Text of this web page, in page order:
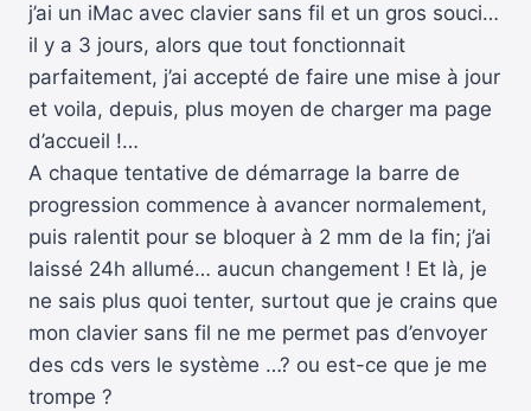
j’ai un iMac avec clavier sans fil et un gros souci…
il y a 3 jours, alors que tout fonctionnait
parfaitement, j’ai accepté de faire une mise à jour
et voila, depuis, plus moyen de charger ma page
d’accueil !…
A chaque tentative de démarrage la barre de
progression commence à avancer normalement,
puis ralentit pour se bloquer à 2 mm de la fin; j’ai
laissé 24h allumé… aucun changement ! Et là, je
ne sais plus quoi tenter, surtout que je crains que
mon clavier sans fil ne me permet pas d’envoyer
des cds vers le système …? ou est-ce que je me
trompe ?